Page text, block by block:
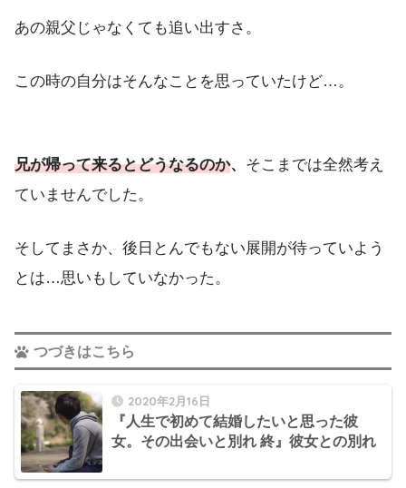
あの親父じゃなくても追い出すさ。
この時の自分はそんなことを思っていたけど…。
兄が帰って来るとどうなるのか、 そこまでは全然考え
ていませんでした。
そしてまさか、後日とんでもない展開が待っていよう
とは…思いもしていなかった。
つづきはこちら
2020年2月16日
『人生で初めて結婚したいと思った彼
女。その出会いと別れ 終』彼女との別れ